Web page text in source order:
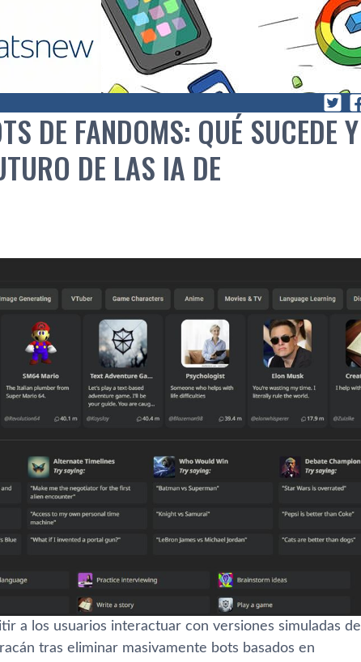
DE FANDOMS: QUÉ SUCEDE Y
DE LAS IA DE
a los usuarios interactuar con versiones simuladas de
tras eliminar masivamente bots basados en